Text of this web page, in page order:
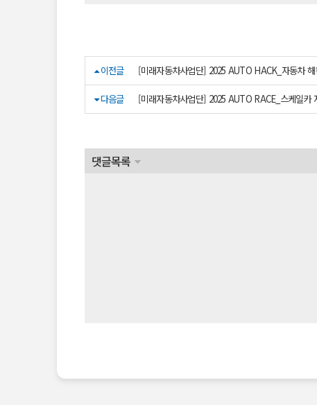
이전글 [미래자동차사업단] 2025 AUTO HACK_자동차
다음글 [미래자동차사업단] 2025 AUTO RACE_스케일카
댓글목록